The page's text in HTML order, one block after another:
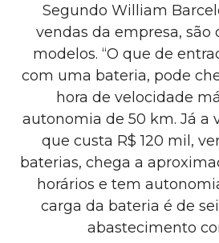
Segundo William
vendas da empresa, são
modelos. “O que de
com uma bateria, pode
hora de velocidade
autonomia de 50 km. Já a
que custa R$ 120 mil,
baterias, chega a
horários e tem
carga da bateria é de
abastecimento